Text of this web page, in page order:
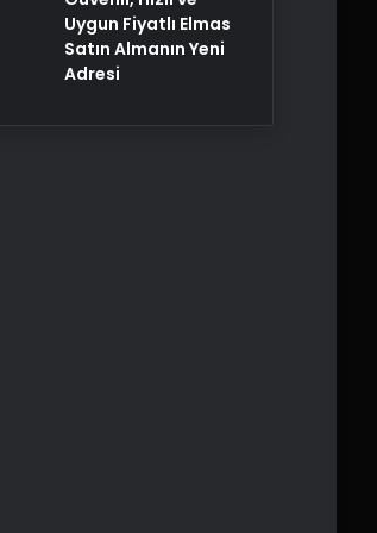
Uygun Fiyatlı Elmas
Satın Almanın Yeni
Adresi